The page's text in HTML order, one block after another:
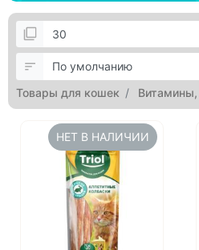
Товары для кошек
НЕТ В НАЛИЧИИ